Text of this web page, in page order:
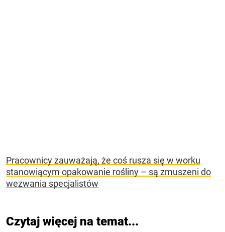
Pracownicy zauważają, że coś rusza się w worku
stanowiącym opakowanie rośliny – są zmuszeni do
wezwania specjalistów
Czytaj więcej na temat...